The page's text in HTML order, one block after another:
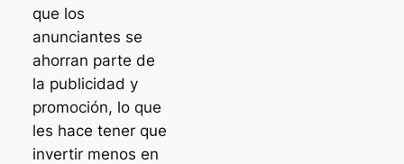
que los
anunciantes se
ahorran parte de
la publicidad y
promoción, lo que
les hace tener que
invertir menos en